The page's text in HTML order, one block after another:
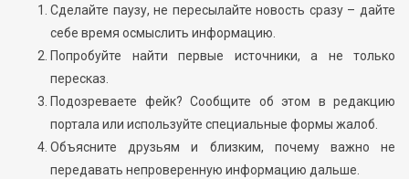
Сделайте паузу, не пересылайте новость сразу – дайте
себе время осмыслить информацию.
Попробуйте найти первые источники, а не только
пересказ.
Подозреваете фейк? Сообщите об этом в редакцию
портала или используйте специальные формы жалоб.
Объясните друзьям и близким, почему важно не
передавать непроверенную информацию дальше.